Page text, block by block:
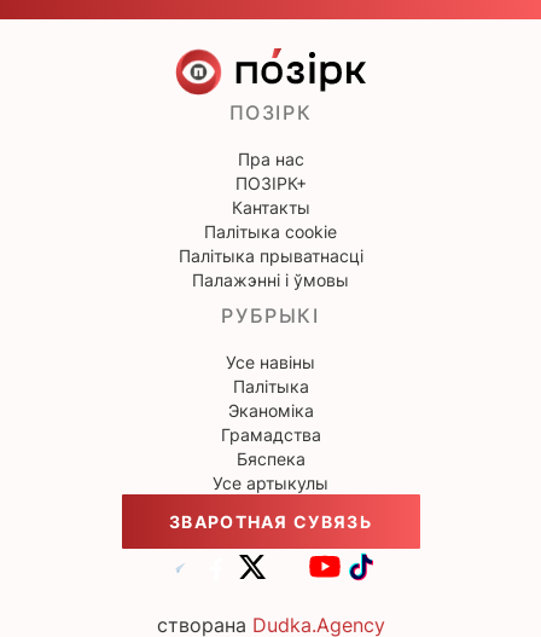
ПОЗІРК
Пра нас
ПОЗІРК+
Кантакты
Палітыка cookie
Палітыка прыватнасці
Палажэнні і ўмовы
РУБРЫКІ
Усе навіны
Палітыка
Эканоміка
Грамадства
Бяспека
Усе артыкулы
ЗВАРОТНАЯ СУВЯЗЬ
створана Dudka.Agency